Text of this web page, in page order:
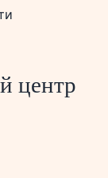
центр